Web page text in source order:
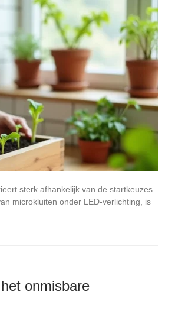
sterk afhankelijk van de startkeuzes.
microkluiten onder LED-verlichting, is
onmisbare